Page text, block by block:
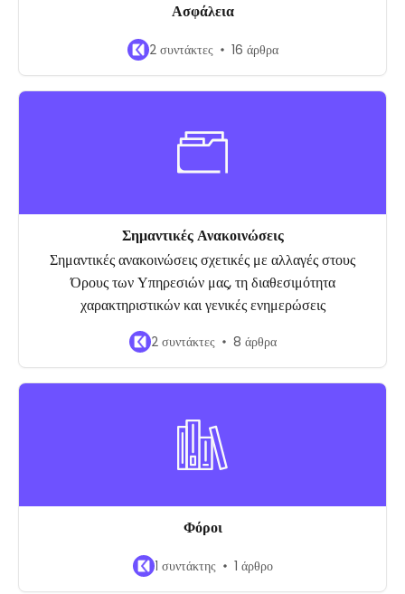
Ασφάλεια
2 συντάκτες 16 άρθρα
Σημαντικές Ανακοινώσεις
Σημαντικές ανακοινώσεις σχετικές με αλλαγές στους
Όρους των Υπηρεσιών μας, τη διαθεσιμότητα
χαρακτηριστικών και γενικές ενημερώσεις
2 συντάκτες 8 άρθρα
Φόροι
1 συντάκτης 1 άρθρο